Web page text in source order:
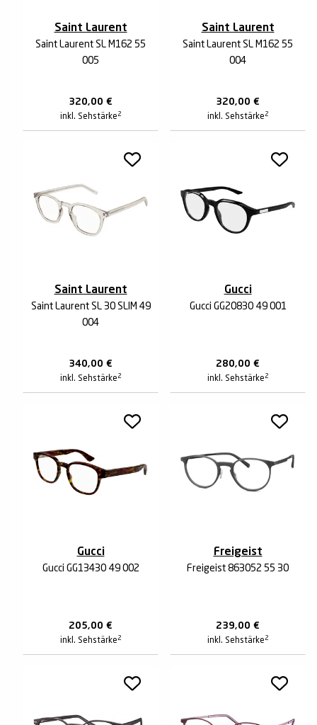
Saint Laurent
Saint Laurent SL M162 55
005
320,00 €
inkl. Sehstärke 2
Saint Laurent
Saint Laurent SL M162 55
004
320,00 €
inkl. Sehstärke 2
Saint Laurent
Saint Laurent SL 30 SLIM 49
004
340,00 €
inkl. Sehstärke 2
Gucci
Gucci GG2083O 49 001
280,00 €
inkl. Sehstärke 2
Gucci
Gucci GG1343O 49 002
205,00 €
inkl. Sehstärke 2
Freigeist
Freigeist 863052 55 30
239,00 €
inkl. Sehstärke 2